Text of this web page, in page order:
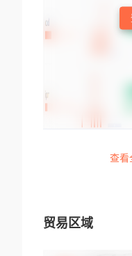
查看
贸易区域